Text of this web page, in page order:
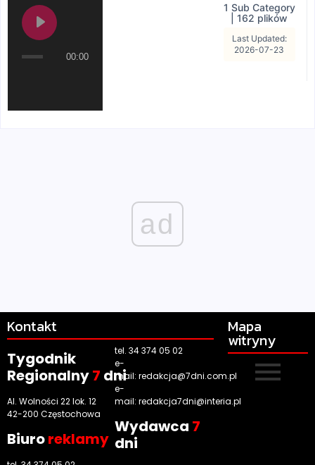
00:00
1 Sub Category
162 plików
Last Updated:
2026-07-23
ad
Kontakt
Tygodnik
Regionalny7 dni
Al. Wolności 22 lok. 12
42-200 Częstochowa
Biuroreklamy
tel. 34 374 05 02
e-
mail: redakcja@7dni.com.pl
e-
mail: redakcja7dni@interia.pl
Wydawca 7
dni
Mapa
witryny